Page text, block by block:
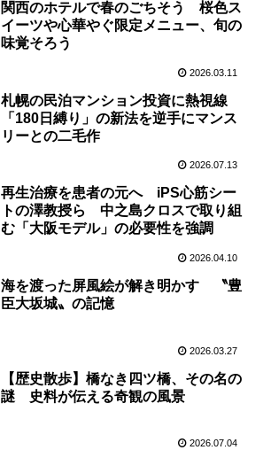
関西のホテルで春のごちそう 桜色ス
イーツや心華やぐ限定メニュー、旬の
味覚そろう
2026.03.11
札幌の民泊マンション投資に熱視線
「180日縛り」の新法を逆手にマンス
リーとの二毛作
2026.07.13
再生治療を患者の元へ iPS心筋シー
トの澤教授ら 中之島クロスで取り組
む「大阪モデル」の必要性を強調
2026.04.10
海を渡った屏風絵が解き明かす 〝豊
臣大坂城〟の記憶
2026.03.27
【歴史散歩】橋なき四ツ橋、その名の
謎 史料が伝える奇観の風景
2026.07.04